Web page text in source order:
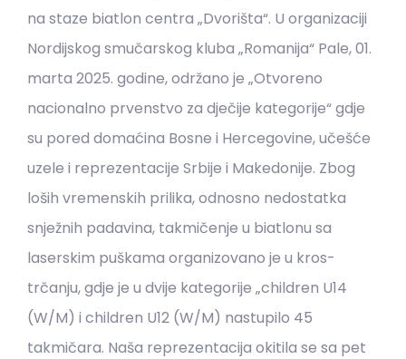
na staze biatlon centra „Dvorišta“. U organizaciji
Nordijskog smučarskog kluba „Romanija“ Pale, 01.
marta 2025. godine, održano je „Otvoreno
nacionalno prvenstvo za dječije kategorije“ gdje
su pored domaćina Bosne i Hercegovine, učešće
uzele i reprezentacije Srbije i Makedonije. Zbog
loših vremenskih prilika, odnosno nedostatka
snježnih padavina, takmičenje u biatlonu sa
laserskim puškama organizovano je u kros-
trčanju, gdje je u dvije kategorije „children U14
(W/M) i children U12 (W/M) nastupilo 45
takmičara. Naša reprezentacija okitila se sa pet